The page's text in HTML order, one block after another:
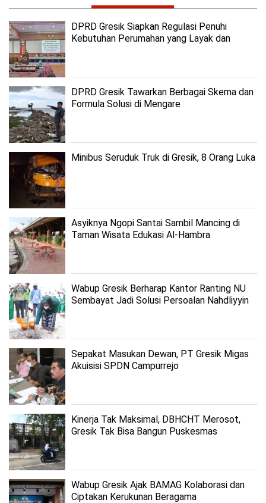
DPRD Gresik Siapkan Regulasi Penuhi
Kebutuhan Perumahan yang Layak dan
DPRD Gresik Tawarkan Berbagai Skema dan
Formula Solusi di Mengare
Minibus Seruduk Truk di Gresik, 8 Orang Luka
Asyiknya Ngopi Santai Sambil Mancing di
Taman Wisata Edukasi Al-Hambra
Wabup Gresik Berharap Kantor Ranting NU
Sembayat Jadi Solusi Persoalan Nahdliyyin
Sepakat Masukan Dewan, PT Gresik Migas
Akuisisi SPDN Campurrejo
Kinerja Tak Maksimal, DBHCHT Merosot,
Gresik Tak Bisa Bangun Puskesmas
Wabup Gresik Ajak BAMAG Kolaborasi dan
Ciptakan Kerukunan Beragama